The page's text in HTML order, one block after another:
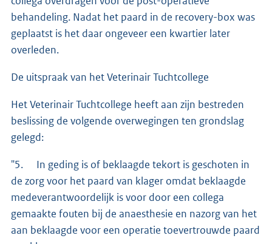
behandeling. Nadat het paard in de recovery-box was
geplaatst is het daar ongeveer een kwartier later
overleden.
De uitspraak van het Veterinair Tuchtcollege
Het Veterinair Tuchtcollege heeft aan zijn bestreden
beslissing de volgende overwegingen ten grondslag
gelegd:
"5. In geding is of beklaagde tekort is geschoten in
de zorg voor het paard van klager omdat beklaagde
medeverantwoordelijk is voor door een collega
gemaakte fouten bij de anaesthesie en nazorg van het
aan beklaagde voor een operatie toevertrouwde paard